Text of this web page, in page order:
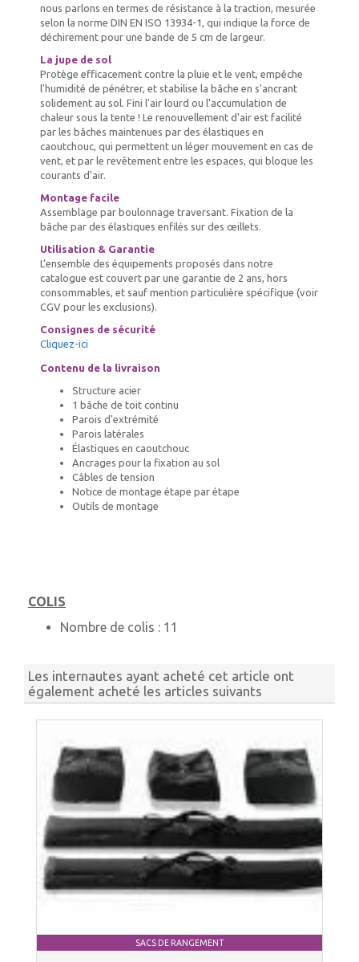
nous parlons en termes de résistance à la traction, mesurée
selon la norme DIN EN ISO 13934-1, qui indique la force de
déchirement pour une bande de 5 cm de largeur.
La jupe de sol
Protège efficacement contre la pluie et le vent, empêche
l'humidité de pénétrer, et stabilise la bâche en s'ancrant
solidement au sol. Fini l'air lourd ou l'accumulation de
chaleur sous la tente ! Le renouvellement d'air est facilité
par les bâches maintenues par des élastiques en
caoutchouc, qui permettent un léger mouvement en cas de
vent, et par le revêtement entre les espaces, qui bloque les
courants d'air.
Montage facile
Assemblage par boulonnage traversant. Fixation de la
bâche par des élastiques enfilés sur des œillets.
Utilisation & Garantie
L’ensemble des équipements proposés dans notre
catalogue est couvert par une garantie de 2 ans, hors
consommables, et sauf mention particulière spécifique (voir
CGV pour les exclusions).
Consignes de sécurité
Cliquez-ici
Contenu de la livraison
Structure acier
1 bâche de toit continu
Parois d'extrémité
Parois latérales
Élastiques en caoutchouc
Ancrages pour la fixation au sol
Câbles de tension
Notice de montage étape par étape
Outils de montage
COLIS
Nombre de colis : 11
Les internautes ayant acheté cet article ont
également acheté les articles suivants
SACS DE RANGEMENT